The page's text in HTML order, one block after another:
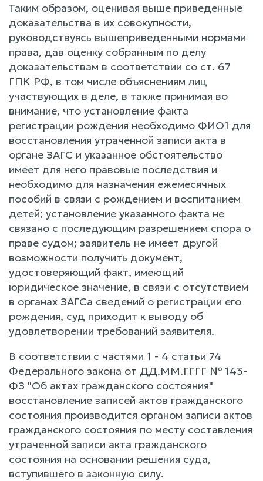
Таким образом, оценивая выше приведенные
доказательства в их совокупности,
руководствуясь вышеприведенными нормами
права, дав оценку собранным по делу
доказательствам в соответствии со ст. 67
ГПК РФ, в том числе объяснениям лиц
участвующих в деле, в также принимая во
внимание, что установление факта
регистрации рождения необходимо ФИО1 для
восстановления утраченной записи акта в
органе ЗАГС и указанное обстоятельство
имеет для него правовые последствия и
необходимо для назначения ежемесячных
пособий в связи с рождением и воспитанием
детей; установление указанного факта не
связано с последующим разрешением спора о
праве судом; заявитель не имеет другой
возможности получить документ,
удостоверяющий факт, имеющий
юридическое значение, в связи с отсутствием
в органах ЗАГСа сведений о регистрации его
рождения, суд приходит к выводу об
удовлетворении требований заявителя.
В соответствии с частями 1 - 4 статьи 74
Федерального закона от ДД.ММ.ГГГГ № 143-
ФЗ "Об актах гражданского состояния"
восстановление записей актов гражданского
состояния производится органом записи актов
гражданского состояния по месту составления
утраченной записи акта гражданского
состояния на основании решения суда,
вступившего в законную силу.